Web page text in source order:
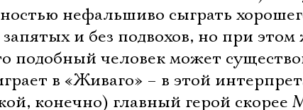
нефальшиво сыграть
и без подвохов, но при этом
подобный человек может
в «Живаго» – в этой
конечно) главный герой